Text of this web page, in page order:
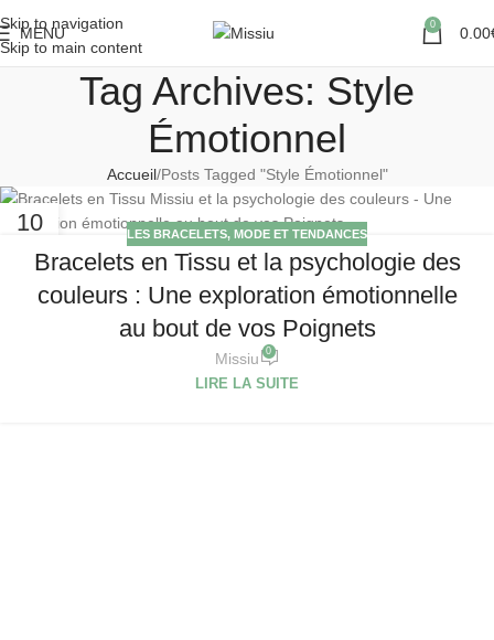
Skip to navigation
Skip to main content
MENU 0 0.00
Tag Archives: Style
Émotionnel
Accueil Posts Tagged "Style Émotionnel"
10 LES BRACELETS, MODE ET TENDANCES
Bracelets en Tissu et la psychologie des
couleurs : Une exploration émotionnelle
au bout de vos Poignets
Missiu 0
LIRE LA SUITE